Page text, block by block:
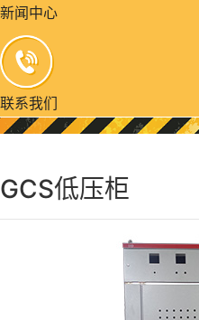
新闻中心
联系我们
GCS低压柜